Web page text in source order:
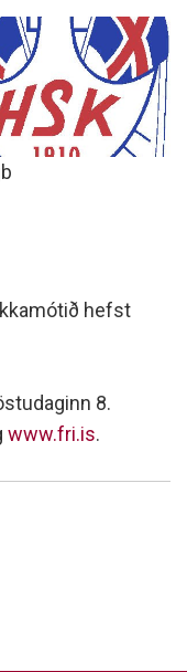
hefst
8.
www.fri.is.